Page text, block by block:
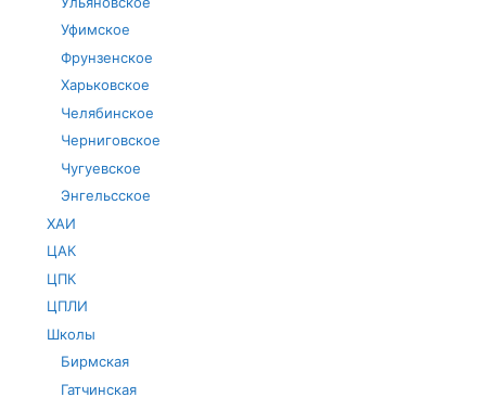
Уфимское
Фрунзенское
Харьковское
Челябинское
Черниговское
Чугуевское
Энгельсское
ХАИ
ЦАК
ЦПК
ЦПЛИ
Школы
Бирмская
Гатчинская